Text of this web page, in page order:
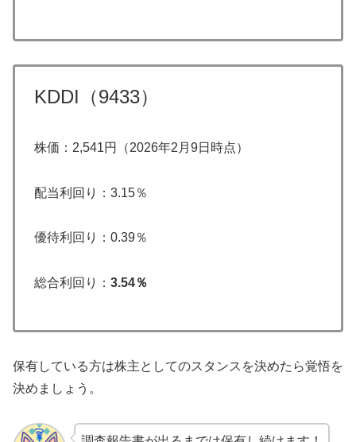
KDDI（9433）
株価：2,541円（2026年2月9日時点）
配当利回り：3.15％
優待利回り：0.39％
総合利回り： 3.54％
保有している方は株主としてのスタンスを決めたら覚悟を
決めましょう。